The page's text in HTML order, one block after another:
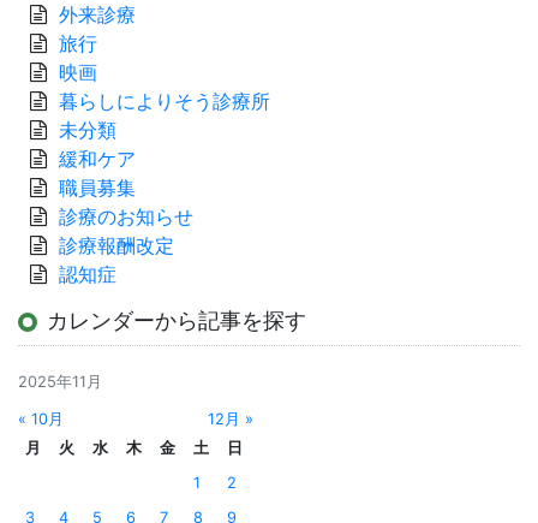
外来診療
旅行
映画
暮らしによりそう診療所
未分類
緩和ケア
職員募集
診療のお知らせ
診療報酬改定
認知症
カレンダーから記事を探す
2025年11月
« 10月
12月 »
月
火 水 木 金 土
日
1
2
3
4 5 6 7 8 9